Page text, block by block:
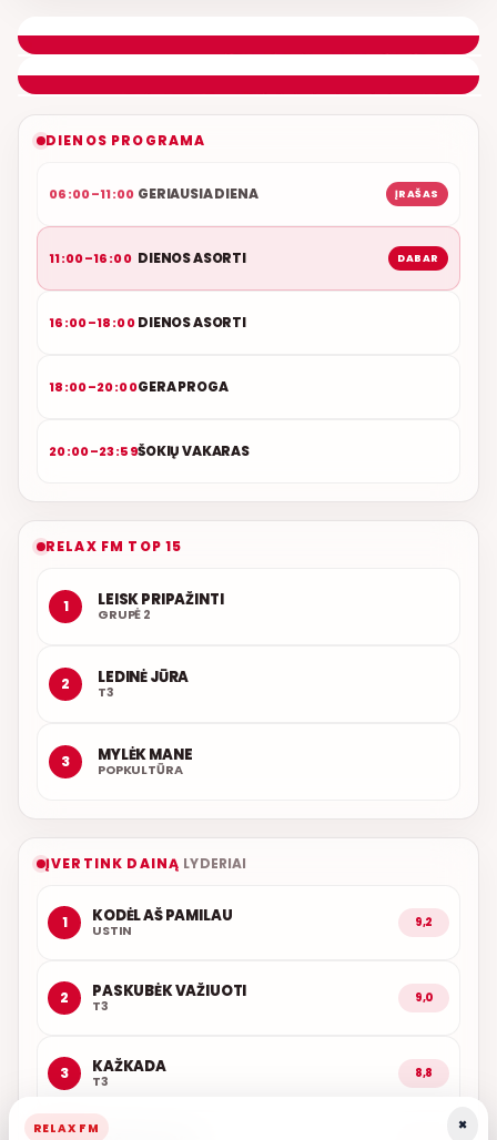
DIENOS PROGRAMA
06:00–11:00 GERIAUSIA DIENA ĮRAŠAS
11:00–16:00 DIENOS ASORTI DABAR
16:00–18:00DIENOS ASORTI
18:00–20:00GERA PROGA
20:00–23:59ŠOKIŲ VAKARAS
RELAX FM TOP 15
1 LEISK PRIPAŽINTI
GRUPĖ 2
2 LEDINĖ JŪRA
T3
3 MYLĖK MANE
POPKULTŪRA
ĮVERTINK DAINĄ LYDERIAI
1 KODĖL AŠ PAMILAU
USTIN 9,2
2 PASKUBĖK VAŽIUOTI
T3 9,0
3 KAŽKADA
T3 8,8
×
RELAX FM